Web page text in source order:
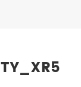
TY_XR5